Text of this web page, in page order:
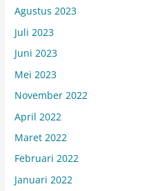
Agustus 2023
Juli 2023
Juni 2023
Mei 2023
November 2022
April 2022
Maret 2022
Februari 2022
Januari 2022